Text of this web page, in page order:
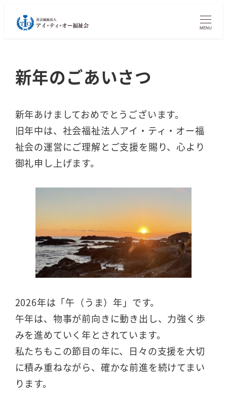
MENU
新年のごあいさつ
新年あけましておめでとうございます。
旧年中は、社会福祉法人アイ・ティ・オー福
祉会の運営にご理解とご支援を賜り、心より
御礼申し上げます。
2026年は「午（うま）年」です。
午年は、物事が前向きに動き出し、力強く歩
みを進めていく年とされています。
私たちもこの節目の年に、日々の支援を大切
に積み重ねながら、確かな前進を続けてまい
ります。